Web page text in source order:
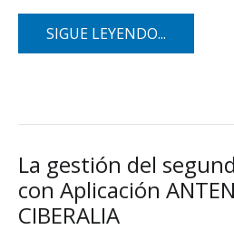
SIGUE LEYENDO...
La gestión del
con Aplicación
CIBERALIA